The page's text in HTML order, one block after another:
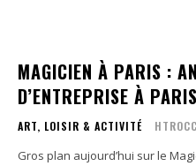
MAGICIEN À PARIS :
D’ENTREPRISE À
ART, LOISIR & ACTIVITÉ
Gros plan aujourd’hui sur le